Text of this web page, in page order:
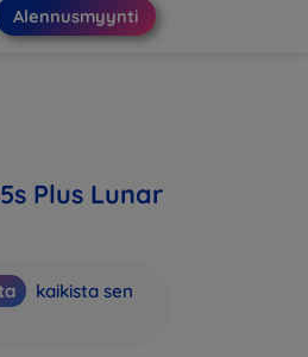
Alennusmyynti
Plus Lunar
kaikista sen